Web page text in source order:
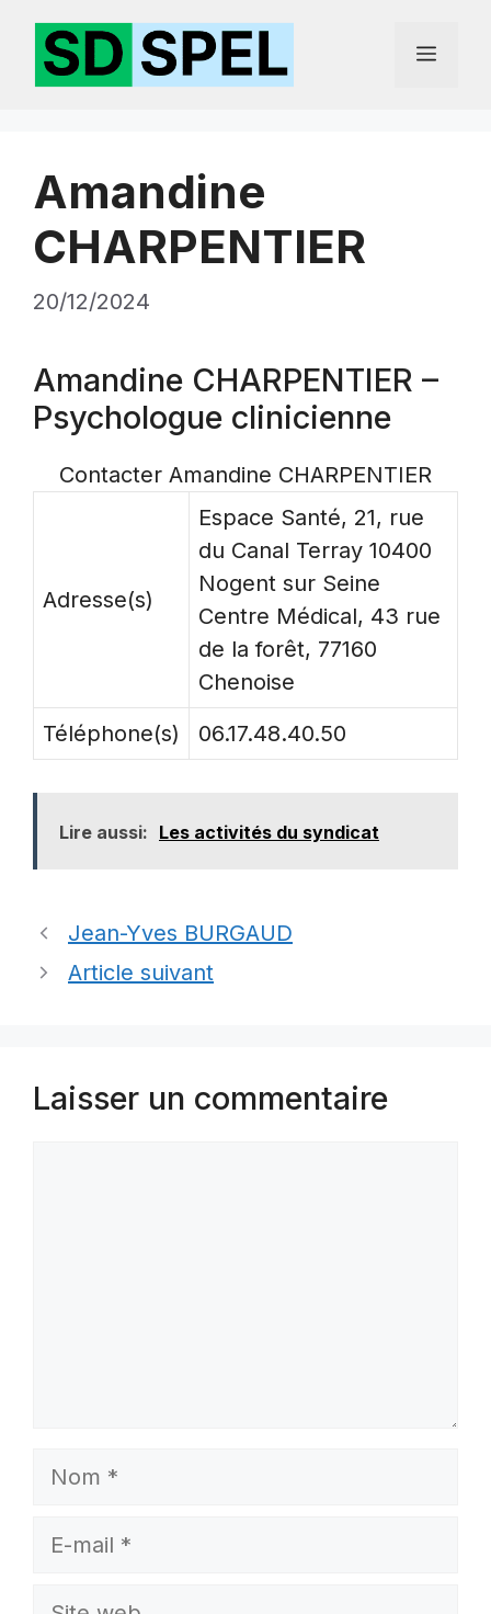
contenu
Menu
Amandine
CHARPENTIER
20/12/2024
Amandine CHARPENTIER –
Psychologue clinicienne
Contacter Amandine CHARPENTIER
Adresse(s)
Espace Santé, 21, rue
du Canal Terray 10400
Nogent sur Seine
Centre Médical, 43 rue
de la forêt, 77160
Chenoise
Téléphone(s)
06.17.48.40.50
Lire aussi: Les activités du syndicat
Jean-Yves BURGAUD
Article suivant
Laisser un commentaire
Nom
E-
Site